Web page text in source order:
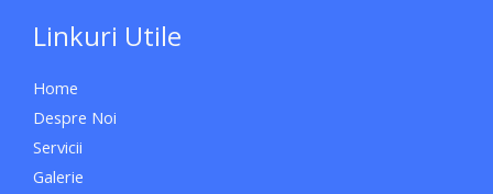
Linkuri Utile
Home
Despre Noi
Servicii
Galerie